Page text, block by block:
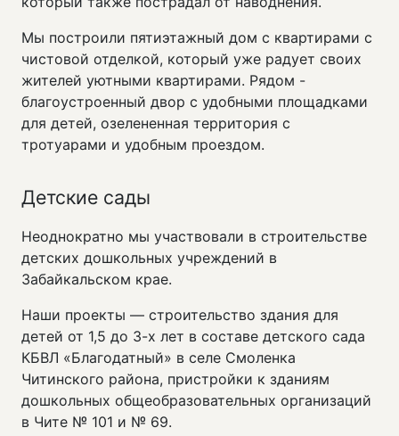
Мы построили пятиэтажный дом с квартирами с
чистовой отделкой, который уже радует своих
жителей уютными квартирами. Рядом -
благоустроенный двор с удобными площадками
для детей, озелененная территория с
тротуарами и удобным проездом.
Детские сады
Неоднократно мы участвовали в строительстве
детских дошкольных учреждений в
Забайкальском крае.
Наши проекты — строительство здания для
детей от 1,5 до 3-х лет в составе детского сада
КБВЛ «Благодатный» в селе Смоленка
Читинского района, пристройки к зданиям
дошкольных общеобразовательных организаций
в Чите № 101 и № 69.